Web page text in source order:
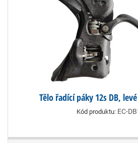
Tělo řadící páky 12s DB,
Kód produktu: EC-